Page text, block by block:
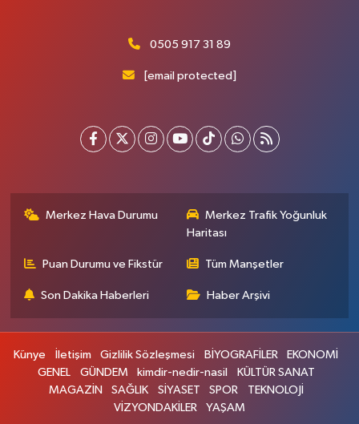
0505 917 31 89
[email protected]
Merkez Hava Durumu
Merkez Trafik Yoğunluk
Haritası
Puan Durumu ve Fikstür Tüm Manşetler
Son Dakika Haberleri Haber Arşivi
Künye İletişim Gizlilik Sözleşmesi BİYOGRAFİLER
EKONOMİ
GENEL
GÜNDEM kimdir-nedir-nasil
KÜLTÜR SANAT
MAGAZİN
SAĞLIK SİYASET SPOR
TEKNOLOJİ
VİZYONDAKİLER
YAŞAM